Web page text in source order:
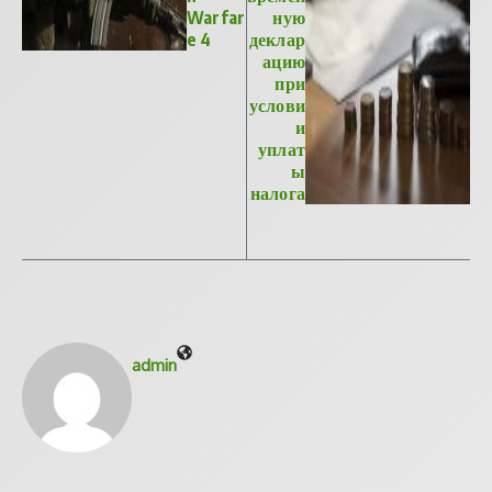
Warfar
e 4
ную
деклар
ацию
при
услови
и
уплат
ы
налога
admin